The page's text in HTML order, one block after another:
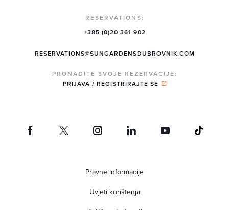
RESERVATIONS:
+385 (0)20 361 902
RESERVATIONS@SUNGARDENSDUBROVNIK.COM
PRONAĐITE SVOJE REZERVACIJE:
PRIJAVA / REGISTRIRAJTE SE
Pravne informacije
Uvjeti korištenja